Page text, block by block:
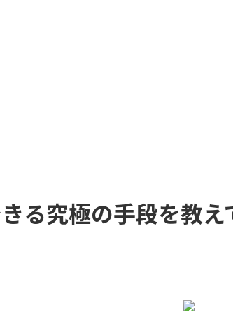
る究極の手段を教